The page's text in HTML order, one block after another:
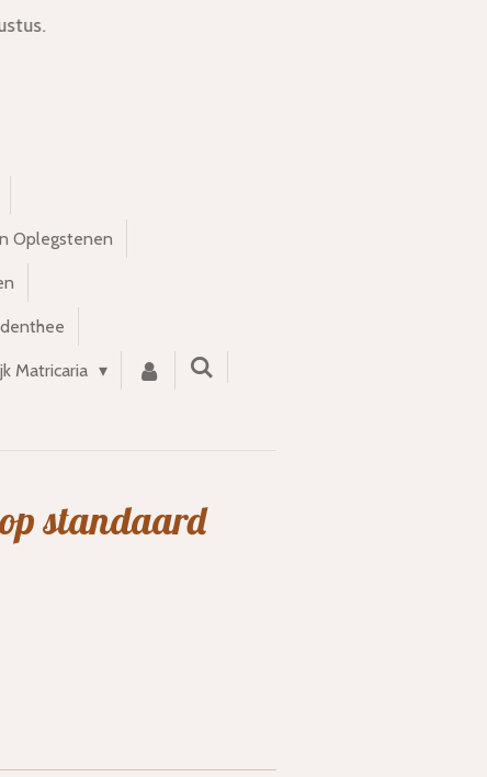
Oplegstenen
Matricaria
standaard